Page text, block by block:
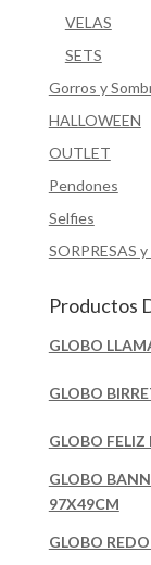
VELAS
SETS
Gorros y
HALLOWEEN
OUTLET
Pendones
Selfies
SORPRESAS
Productos
GLOBO
GLOBO
GLOBO
GLOBO
97X49CM
GLOBO